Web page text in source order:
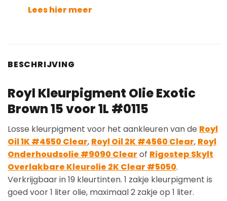
Lees hier meer
BESCHRIJVING
Royl Kleurpigment Olie Exotic
Brown 15 voor 1L #0115
Losse kleurpigment voor het aankleuren van de Royl
Oil 1K #4550 Clear, Royl Oil 2K #4560 Clear, Royl
Onderhoudsolie #9090 Clear of Rigostep Skylt
Overlakbare Kleurolie 2K Clear #5050.
Verkrijgbaar in 19 kleurtinten. 1 zakje kleurpigment is
goed voor 1 liter olie, maximaal 2 zakje op 1 liter.